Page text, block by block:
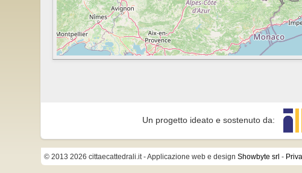
Un progetto ideato e sostenuto da:
© 2013 2026 cittaecattedrali.it- Applicazione web e design Showbyte srl -